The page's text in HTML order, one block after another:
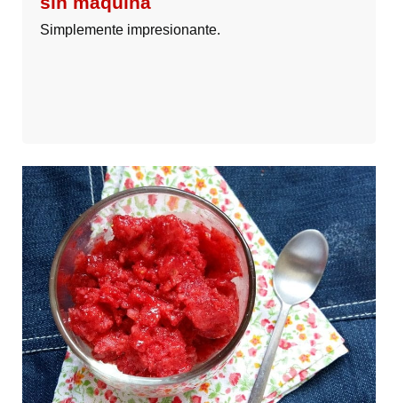
Simplemente impresionante.